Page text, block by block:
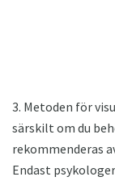
3. Metoden för
särskilt om du
rekommenderas
Endast